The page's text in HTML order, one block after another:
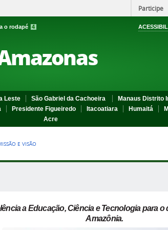
Participe
o rodapé 4
Leste São Gabriel da Cachoeira
Manaus Distrito
Presidente Figueiredo Itacoatiara Humaitá
Acre
E VISÃO
a Educação, Ciência e Tecnologia para
Amazônia.